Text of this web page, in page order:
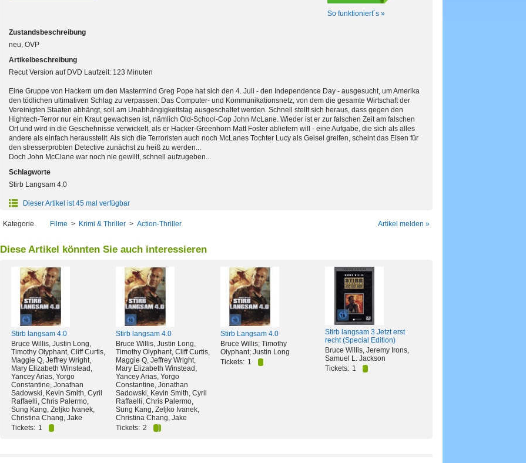
So funktioniert´s »
Zustandsbeschreibung
neu, OVP
Artikelbeschreibung
Recut Version auf DVD Laufzeit: 123 Minuten
Eine Gruppe von Hackern um den Mastermind Greg Pope hat sich den 4. Juli - den Independence Day - ausgesucht, um Amerika
den tödlichen ultimativen Schlag zu verpassen: Das Computer- und Kommunikationsnetz, von dem die gesamte Wirtschaft der
Vereinigten Staaten abhängt, soll am Unabhängigkeitstag ausgeschaltet werden. Schnell stellt sich heraus, dass gegen den
Hightech-Terror nur ein Kraut gewachsen ist, nämlich Old-School-Cop John McLane. Wieder ist er zur falschen Zeit am falschen
Ort und wird in die Geschehnisse verwickelt, als er Hacker-Greenhorn Matt Foster abliefern will - eine Aufgabe, die sich als alles
andere als einfach herausstellt. Als sich die Terroristen auch noch McLanes Tochter Lucy als Geisel greifen, scheint das Eisen für
den stresserprobten Detective zunächst zu heiß zu werden...
Doch John McClane war noch nie gewillt, schnell aufzugeben...
Schlagworte
Stirb Langsam 4.0
Dieser Artikel ist 45 mal verfügbar
Kategorie Filme > Krimi & Thriller > Action-Thriller Artikel melden »
Diese Artikel könnten Sie auch interessieren
Stirb langsam 4.0
Bruce Willis, Justin Long,
Timothy Olyphant, Cliff Curtis,
Maggie Q, Jeffrey Wright,
Mary Elizabeth Winstead,
Yancey Arias, Yorgo
Constantine, Jonathan
Sadowski, Kevin Smith, Cyril
Raffaelli, Chris Palermo,
Sung Kang, Zeljko Ivanek,
Christina Chang, Jake
Tickets: 1
Stirb langsam 4.0
Bruce Willis, Justin Long,
Timothy Olyphant, Cliff Curtis,
Maggie Q, Jeffrey Wright,
Mary Elizabeth Winstead,
Yancey Arias, Yorgo
Constantine, Jonathan
Sadowski, Kevin Smith, Cyril
Raffaelli, Chris Palermo,
Sung Kang, Zeljko Ivanek,
Christina Chang, Jake
Tickets: 2
Stirb Langsam 4.0
Bruce Willis; Timothy
Olyphant; Justin Long
Tickets: 1
Stirb langsam 3 Jetzt erst
recht (Special Edition)
Bruce Willis, Jeremy Irons,
Samuel L. Jackson
Tickets: 1